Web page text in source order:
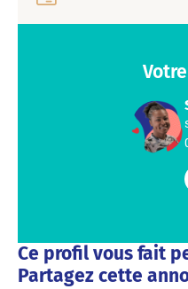
Ce profil vous fait
Partagez cette